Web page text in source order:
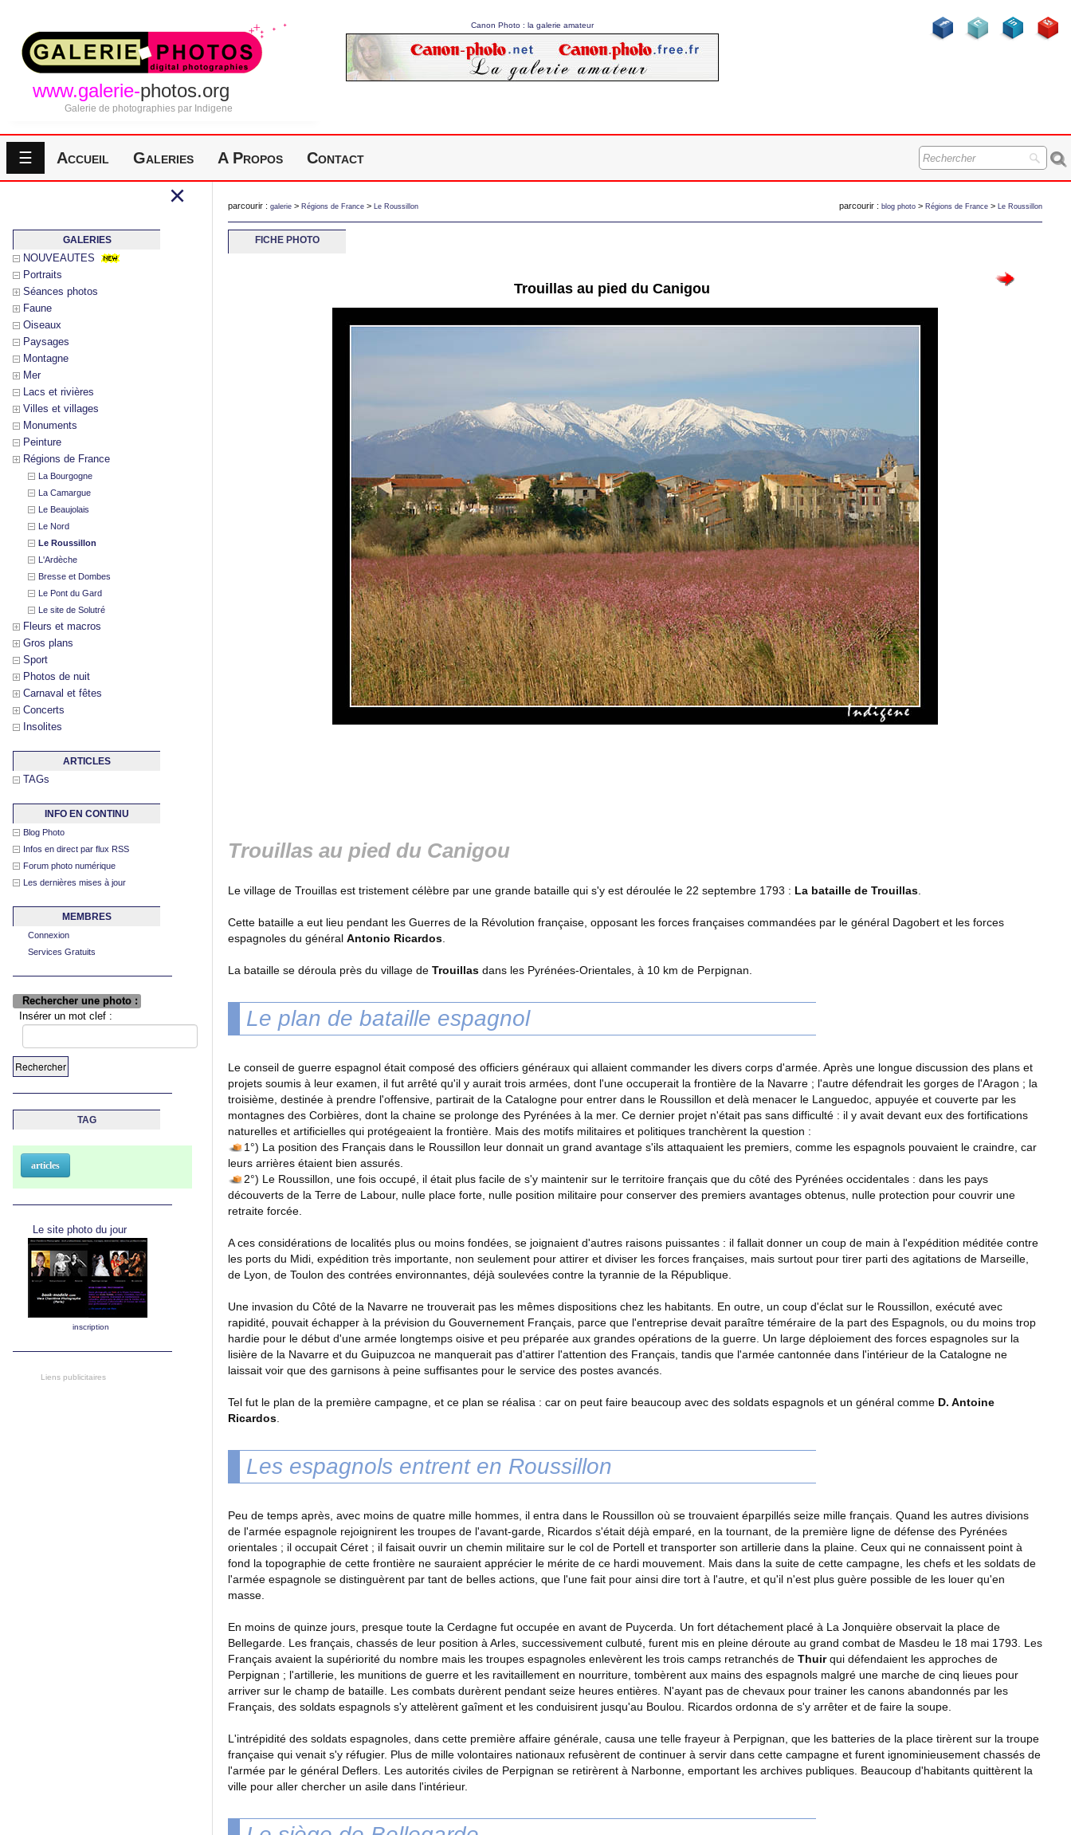
www.galerie-photos.org
Galerie de photographies par Indigene
Canon Photo : la galerie amateur
☰ Accueil Galeries A Propos Contact
×
GALERIES
NOUVEAUTES
Portraits
Séances photos
Faune
Oiseaux
Paysages
Montagne
Mer
Lacs et rivières
Villes et villages
Monuments
Peinture
Régions de France
La Bourgogne
La Camargue
Le Beaujolais
Le Nord
Le Roussillon
L'Ardèche
Bresse et Dombes
Le Pont du Gard
Le site de Solutré
Fleurs et macros
Gros plans
Sport
Photos de nuit
Carnaval et fêtes
Concerts
Insolites
ARTICLES
TAGs
INFO EN CONTINU
Blog Photo
Infos en direct par flux RSS
Forum photo numérique
Les dernières mises à jour
MEMBRES
Connexion
Services Gratuits
Rechercher une photo :
Insérer un mot clef :
TAG
articles
Le site photo du jour
inscription
Liens publicitaires
parcourir : galerie > Régions de France > Le Roussillon parcourir : blog photo > Régions de France > Le Roussillon
FICHE PHOTO
Trouillas au pied du Canigou
Trouillas au pied du Canigou
Le village de Trouillas est tristement célèbre par une grande bataille qui s'y est déroulée le 22 septembre 1793 : La bataille de Trouillas
Cette bataille a eut lieu pendant les Guerres de la Révolution française, opposant les forces françaises commandées par le général Dagobert et les forces
espagnoles du général Antonio Ricardos
La bataille se déroula près du village de Trouillas dans les Pyrénées-Orientales, à 10 km de Perpignan.
Le plan de bataille espagnol
Le conseil de guerre espagnol était composé des officiers généraux qui allaient commander les divers corps d'armée. Après une longue discussion des plans et
projets soumis à leur examen, il fut arrêté qu'il y aurait trois armées, dont l'une occuperait la frontière de la Navarre ; l'autre défendrait les gorges de l'Aragon ; la
troisième, destinée à prendre l'offensive, partirait de la Catalogne pour entrer dans le Roussillon et delà menacer le Languedoc, appuyée et couverte par les
montagnes des Corbières, dont la chaine se prolonge des Pyrénées à la mer. Ce dernier projet n'était pas sans difficulté : il y avait devant eux des fortifications
naturelles et artificielles qui protégeaient la frontière. Mais des motifs militaires et politiques tranchèrent la question :
1°) La position des Français dans le Roussillon leur donnait un grand avantage s'ils attaquaient les premiers, comme les espagnols pouvaient le craindre, car
leurs arrières étaient bien assurés.
2°) Le Roussillon, une fois occupé, il était plus facile de s'y maintenir sur le territoire français que du côté des Pyrénées occidentales : dans les pays
découverts de la Terre de Labour, nulle place forte, nulle position militaire pour conserver des premiers avantages obtenus, nulle protection pour couvrir une
retraite forcée.
A ces considérations de localités plus ou moins fondées, se joignaient d'autres raisons puissantes : il fallait donner un coup de main à l'expédition méditée contre
les ports du Midi, expédition très importante, non seulement pour attirer et diviser les forces françaises, mais surtout pour tirer parti des agitations de Marseille,
de Lyon, de Toulon des contrées environnantes, déjà soulevées contre la tyrannie de la République.
Une invasion du Côté de la Navarre ne trouverait pas les mêmes dispositions chez les habitants. En outre, un coup d'éclat sur le Roussillon, exécuté avec
rapidité, pouvait échapper à la prévision du Gouvernement Français, parce que l'entreprise devait paraître téméraire de la part des Espagnols, ou du moins trop
hardie pour le début d'une armée longtemps oisive et peu préparée aux grandes opérations de la guerre. Un large déploiement des forces espagnoles sur la
lisière de la Navarre et du Guipuzcoa ne manquerait pas d'attirer l'attention des Français, tandis que l'armée cantonnée dans l'intérieur de la Catalogne ne
laissait voir que des garnisons à peine suffisantes pour le service des postes avancés.
Tel fut le plan de la première campagne, et ce plan se réalisa : car on peut faire beaucoup avec des soldats espagnols et un général comme D. Antoine
Ricardos
Les espagnols entrent en Roussillon
Peu de temps après, avec moins de quatre mille hommes, il entra dans le Roussillon où se trouvaient éparpillés seize mille français. Quand les autres divisions
de l'armée espagnole rejoignirent les troupes de l'avant-garde, Ricardos s'était déjà emparé, en la tournant, de la première ligne de défense des Pyrénées
orientales ; il occupait Céret ; il faisait ouvrir un chemin militaire sur le col de Portell et transporter son artillerie dans la plaine. Ceux qui ne connaissent point à
fond la topographie de cette frontière ne sauraient apprécier le mérite de ce hardi mouvement. Mais dans la suite de cette campagne, les chefs et les soldats de
l'armée espagnole se distinguèrent par tant de belles actions, que l'une fait pour ainsi dire tort à l'autre, et qu'il n'est plus guère possible de les louer qu'en
masse.
En moins de quinze jours, presque toute la Cerdagne fut occupée en avant de Puycerda. Un fort détachement placé à La Jonquière observait la place de
Bellegarde. Les français, chassés de leur position à Arles, successivement culbuté, furent mis en pleine déroute au grand combat de Masdeu le 18 mai 1793. Les
Français avaient la supériorité du nombre mais les troupes espagnoles enlevèrent les trois camps retranchés de Thuirqui défendaient les approches de
Perpignan ; l'artillerie, les munitions de guerre et les ravitaillement en nourriture, tombèrent aux mains des espagnols malgré une marche de cinq lieues pour
arriver sur le champ de bataille. Les combats durèrent pendant seize heures entières. N'ayant pas de chevaux pour trainer les canons abandonnés par les
Français, des soldats espagnols s'y attelèrent gaîment et les conduisirent jusqu'au Boulou. Ricardos ordonna de s'y arrêter et de faire la soupe.
L'intrépidité des soldats espagnoles, dans cette première affaire générale, causa une telle frayeur à Perpignan, que les batteries de la place tirèrent sur la troupe
française qui venait s'y réfugier. Plus de mille volontaires nationaux refusèrent de continuer à servir dans cette campagne et furent ignominieusement chassés de
l'armée par le général Deflers. Les autorités civiles de Perpignan se retirèrent à Narbonne, emportant les archives publiques. Beaucoup d'habitants quittèrent la
ville pour aller chercher un asile dans l'intérieur.